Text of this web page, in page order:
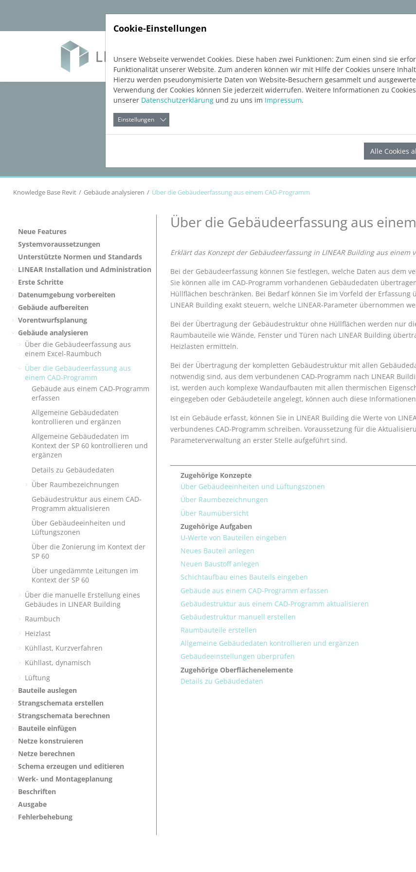
Software Services Blog Content Hub
LINEAR Solutions
Knowledge Base Revit Gebäude analysieren Über die Gebäudeerfassung aus einem CAD-Programm
Neue Features
Systemvoraussetzungen
Unterstützte Normen und Standards
LINEAR Installation und Administration
Erste Schritte
Datenumgebung vorbereiten
Gebäude aufbereiten
Vorentwurfsplanung
Gebäude analysieren
Über die Gebäudeerfassung aus
einem Excel-Raumbuch
Über die Gebäudeerfassung aus
einem CAD-Programm
Gebäude aus einem CAD-Programm
erfassen
Allgemeine Gebäudedaten
kontrollieren und ergänzen
Allgemeine Gebäudedaten im
Kontext der SP 60 kontrollieren und
ergänzen
Details zu Gebäudedaten
Über Raumbezeichnungen
Gebäudestruktur aus einem CAD-
Programm aktualisieren
Über Gebäudeeinheiten und
Lüftungszonen
Über die Zonierung im Kontext der
SP 60
Über ungedämmte Leitungen im
Kontext der SP 60
Über die manuelle Erstellung eines
Gebäudes in LINEAR Building
Raumbuch
Heizlast
Kühllast, Kurzverfahren
Kühllast, dynamisch
Lüftung
Bauteile auslegen
Strangschemata erstellen
Strangschemata berechnen
Bauteile einfügen
Netze konstruieren
Netze berechnen
Schema erzeugen und editieren
Werk- und Montageplanung
Beschriften
Ausgabe
Fehlerbehebung
Über die Gebäudeerfassung aus
Erklärt das Konzept der Gebäudeerfassung in LINEAR Buildingaus einem
Bei der Gebäudeerfassung können Sie festlegen, welche Daten aus dem
Sie können alle im CAD-Programm vorhandenen Gebäudedaten
Hüllflächen beschränken. Bei Bedarf können Sie im Vorfeld der
LINEAR Building exakt steuern, welche LINEAR-Parameter übernommen
Bei der Übertragung der Gebäudestruktur ohne Hüllflächen werden nur
Raumbauteile wie Wände, Fenster und Türen nach LINEAR Building
Heizlasten ermitteln.
Bei der Übertragung der kompletten Gebäudestruktur mit allen
notwendig sind, aus dem verbundenen CAD-Programm nach LINEAR
ist, werden auch komplexe Wandaufbauten mit allen thermischen
eingegeben oder Gebäudeteile angelegt, können auch diese
Ist ein Gebäude erfasst, können Sie in LINEAR Building die Werte von
verbundenes CAD-Programm schreiben. Voraussetzung für die
Parameterverwaltung an erster Stelle aufgeführt sind.
Zugehörige Konzepte
Über Gebäudeeinheiten und Lüftungszonen
Über Raumbezeichnungen
Über Raumübersicht
Zugehörige Aufgaben
U-Werte von Bauteilen eingeben
Neues Bauteil anlegen
Neuen Baustoff anlegen
Schichtaufbau eines Bauteils eingeben
Gebäude aus einem CAD-Programm erfassen
Gebäudestruktur aus einem CAD-Programm aktualisieren
Gebäudestruktur manuell erstellen
Raumbauteile erstellen
Allgemeine Gebäudedaten kontrollieren und ergänzen
Gebäudeeinstellungen überprüfen
Zugehörige Oberflächenelemente
Details zu Gebäudedaten
Cookie-Einstellungen
Unsere Webseite verwendet Cookies. Diese haben zwei Funktionen: Zum einen sind sie
Funktionalität unserer Website. Zum anderen können wir mit Hilfe der Cookies unsere
Hierzu werden pseudonymisierte Daten von Website-Besuchern gesammelt und
Verwendung der Cookies können Sie jederzeit widerrufen. Weitere Informationen zu
unserer Datenschutzerklärung und zu uns im Impressum.
Einstellungen
Alle Cookies